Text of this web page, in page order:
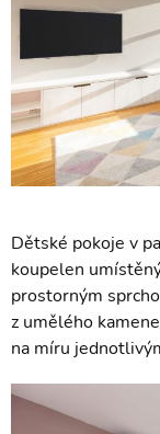
Dětské pokoje v
koupelen
prostorným
z umělého
na míru